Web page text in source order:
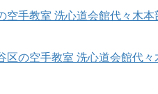
空手教室 洗心道会館代々木
区の空手教室 洗心道会館代